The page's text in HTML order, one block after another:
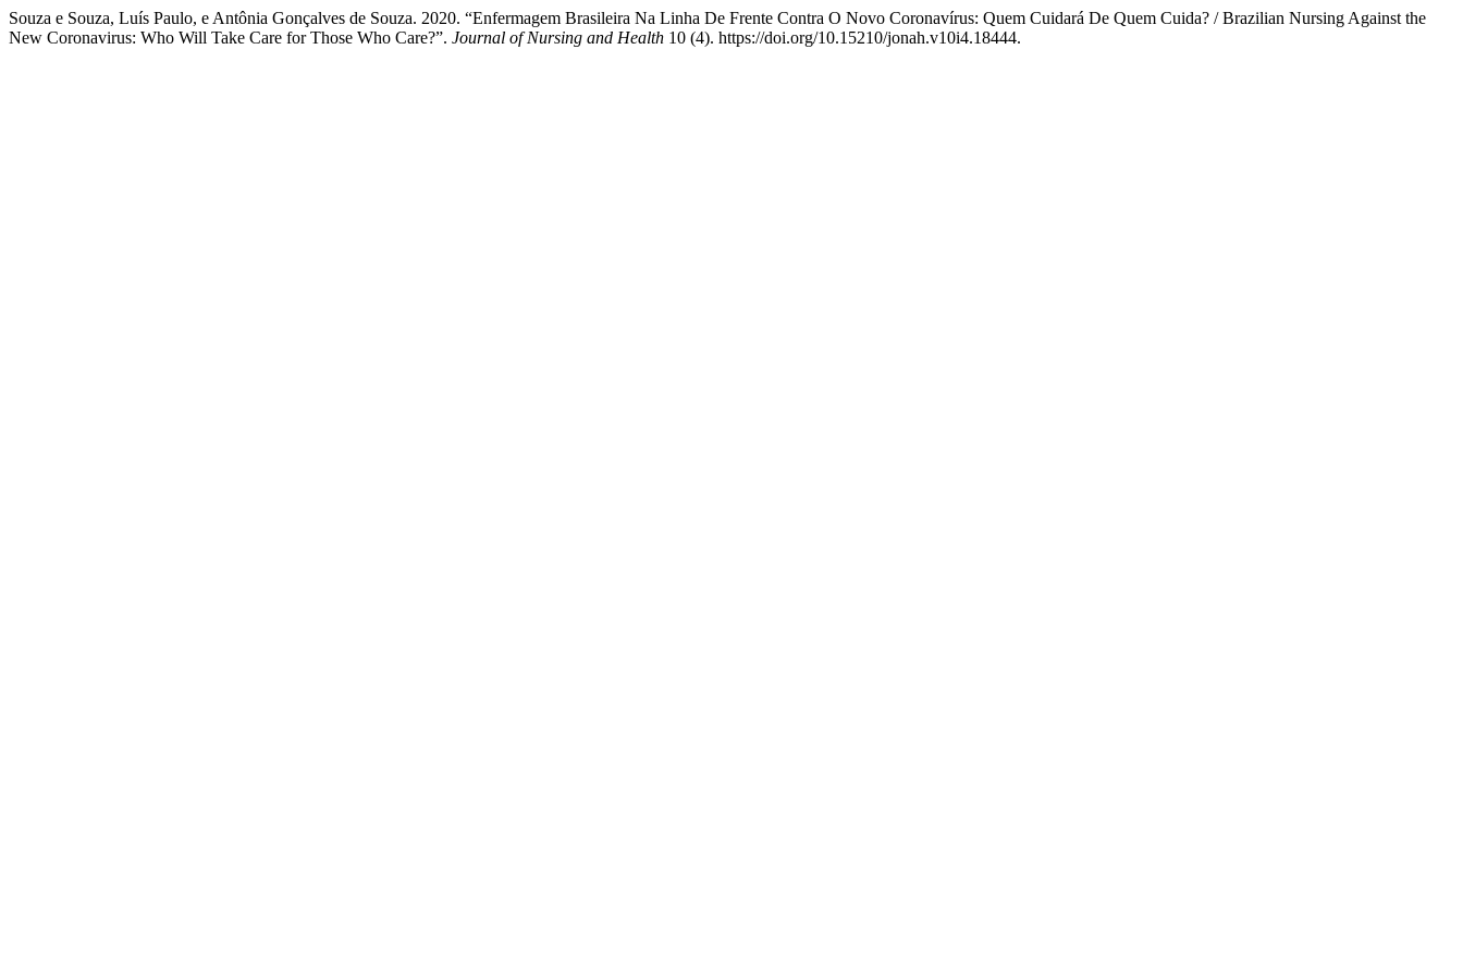
Souza e Souza, Luís Paulo, e Antônia Gonçalves de Souza. 2020. “Enfermagem Brasileira Na Linha De Frente Contra O Novo Coronavírus: Quem Cuidará De Quem Cuida? / Brazilian Nursing Against the
New Coronavirus: Who Will Take Care for Those Who Care?”. Journal of Nursing and Health 10 (4). https://doi.org/10.15210/jonah.v10i4.18444.